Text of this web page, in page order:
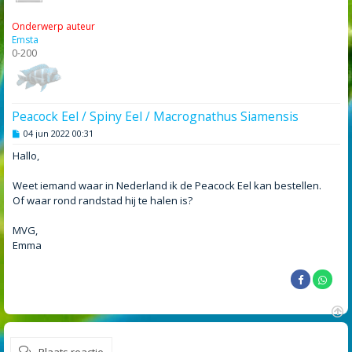
Onderwerp auteur
Emsta
0-200
Peacock Eel / Spiny Eel / Macrognathus Siamensis
B
r
i
h
t
04 jun 2022 00:31
Hallo,
Weet iemand waar in Nederland ik de Peacock Eel kan bestellen.
Of waar rond randstad hij te halen is?
MVG,
Emma
O